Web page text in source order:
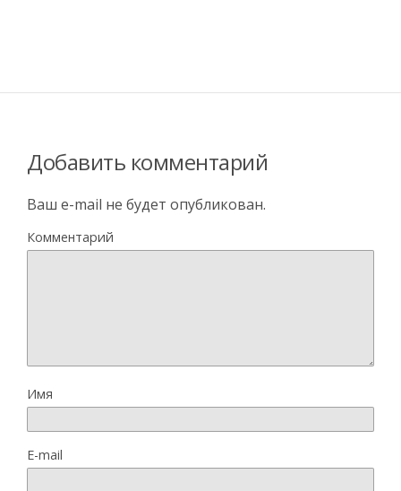
Добавить комментарий
Ваш e-mail не будет опубликован.
Комментарий
Имя
E-mail